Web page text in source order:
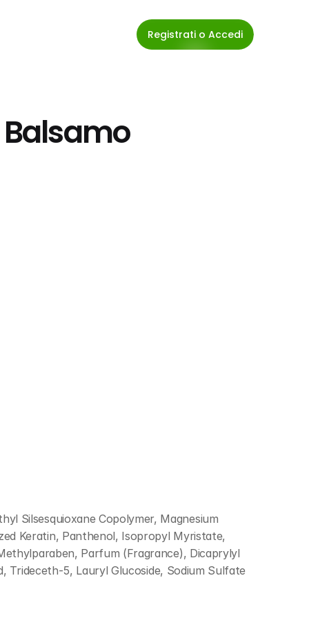
Registrati o Accedi
Silsesquioxane Copolymer, Magnesium
Keratin, Panthenol, Isopropyl Myristate,
Parfum (Fragrance), Dicaprylyl
Trideceth-5, Lauryl Glucoside, Sodium Sulfate